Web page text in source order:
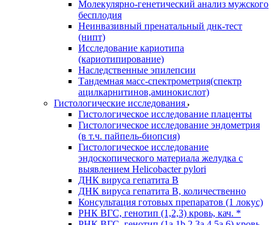
Молекулярно-генетический анализ мужского
бесплодия
Неинвазивный пренатальный днк-тест
(нипт)
Исследование кариотипа
(кариотипирование)
Наследственные эпилепсии
Тандемная масс-спектрометрия(спектр
ацилкарнитинов,аминокислот)
Гистологические исследования
Гистологическое исследование плаценты
Гистологическое исследование эндометрия
(в т.ч. пайпель-биопсия)
Гистологическое исследование
эндоскопического материала желудка с
выявлением Helicobacter pylori
ДНК вируса гепатита B
ДНК вируса гепатита B, количественно
Консультация готовых препаратов (1 локус)
РНК ВГC, генотип (1,2,3) кровь, кач. *